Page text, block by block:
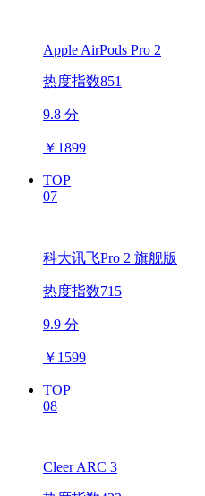
Apple AirPods Pro 2
热度指数851
9.8 分
￥ 1899
TOP
07
科大讯飞Pro 2 旗舰版
热度指数715
9.9 分
￥ 1599
TOP
08
Cleer ARC 3